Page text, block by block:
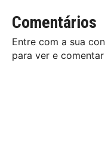
Comentários
Entre com a sua
para ver e comentar